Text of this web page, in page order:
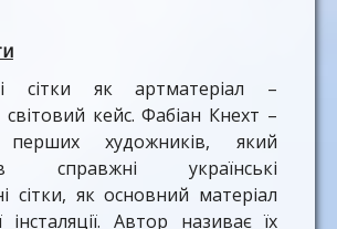
сітки як артматеріал –
світовий кейс. Фабіан Кнехт –
художників, який
справжні українські
сітки, як основний матеріал
інсталяції. Автор називає їх